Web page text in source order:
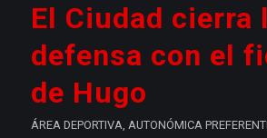
El Ciudad cierra
defensa con el
de Hugo
ÁREA DEPORTIVA, AUTONÓMICA